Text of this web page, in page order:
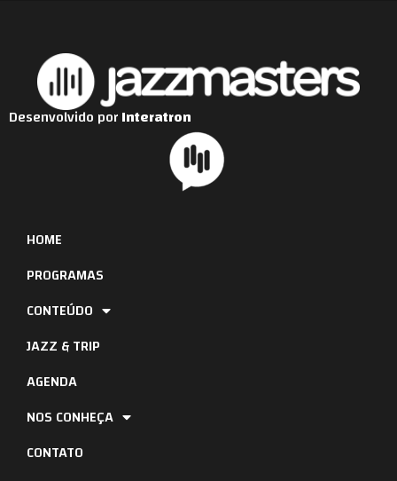
HOME
PROGRAMAS
CONTEÚDO
JAZZ & TRIP
AGENDA
NOS CONHEÇA
CONTATO
Desenvolvido porInteratron